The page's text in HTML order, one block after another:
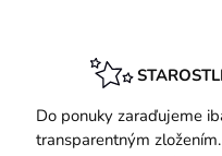
Do ponuky zaraďujeme
transparentným